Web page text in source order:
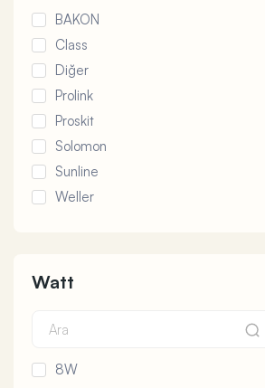
BAKON
Class
Diğer
Prolink
Proskit
Solomon
Sunline
Weller
Watt
8W